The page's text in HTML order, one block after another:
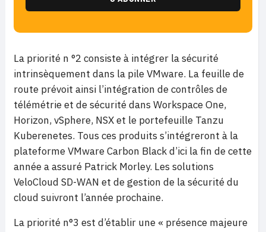
La priorité n °2 consiste à intégrer la sécurité
intrinsèquement dans la pile VMware. La feuille de
route prévoit ainsi l’intégration de contrôles de
télémétrie et de sécurité dans Workspace One,
Horizon, vSphere, NSX et le portefeuille Tanzu
Kuberenetes. Tous ces produits s’intégreront à la
plateforme VMware Carbon Black d’ici la fin de cette
année a assuré Patrick Morley. Les solutions
VeloCloud SD-WAN et de gestion de la sécurité du
cloud suivront l’année prochaine.
La priorité n°3 est d’établir une « présence majeure